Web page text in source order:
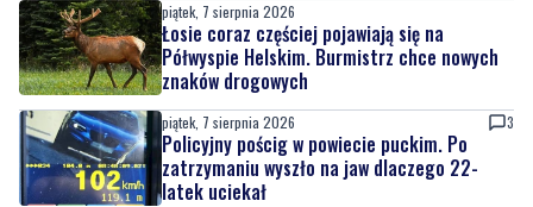
piątek, 7 sierpnia 2026
Łosie coraz częściej pojawiają się na
Półwyspie Helskim. Burmistrz chce nowych
znaków drogowych
piątek, 7 sierpnia 2026 3
Policyjny pościg w powiecie puckim. Po
zatrzymaniu wyszło na jaw dlaczego 22-
latek uciekał